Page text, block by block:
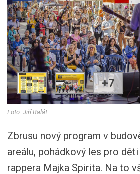
+7
Foto: Jiří Balát
Zbrusu nový program v
areálu, pohádkový les pro
rappera Majka Spirita. Na to